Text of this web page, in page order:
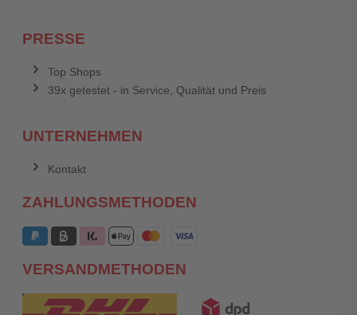
PRESSE
Top Shops
39x getestet - in Service, Qualität und Preis
UNTERNEHMEN
Kontakt
ZAHLUNGSMETHODEN
VERSANDMETHODEN